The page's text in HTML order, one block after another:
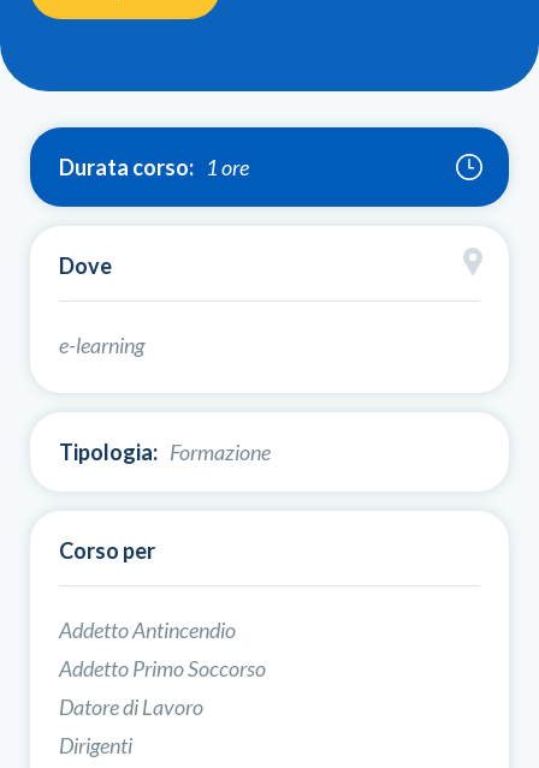
Durata corso: 1 ore
Dove
e-learning
Tipologia: Formazione
Corso per
Addetto Antincendio
Addetto Primo Soccorso
Datore di Lavoro
Dirigenti